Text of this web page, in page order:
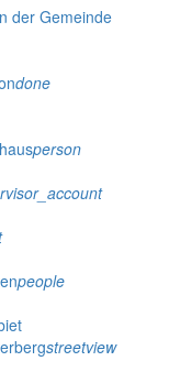
der Gemeinde
done
person
people
streetview